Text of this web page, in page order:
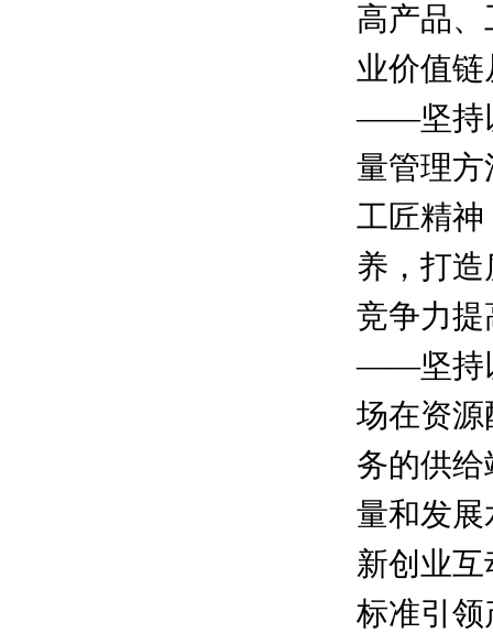
高产品
业价值
——坚持
量管理
工匠精
养，打
竞争力提
——坚持
场在资
务的供
量和发
新创业
标准引